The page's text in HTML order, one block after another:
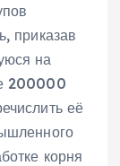
приказав
на
200000
её
корня